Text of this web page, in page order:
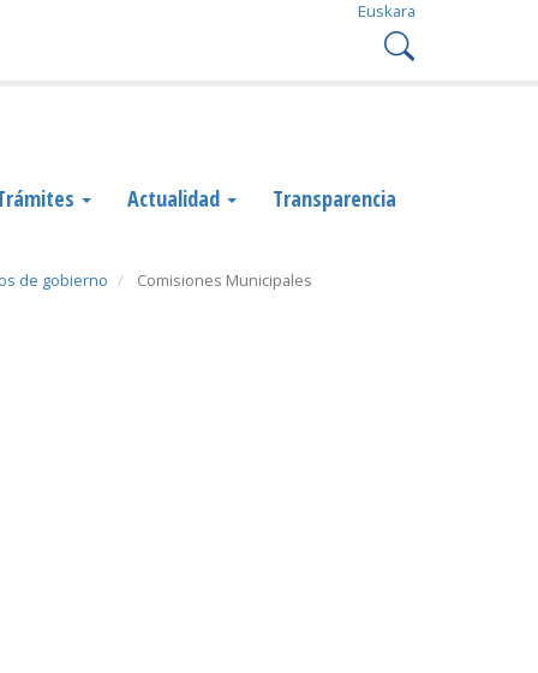
Euskara
Actualidad Transparencia
de gobierno Comisiones Municipales